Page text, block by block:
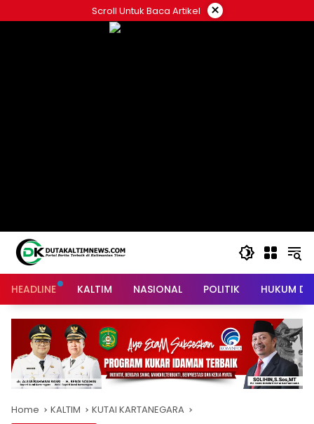
to
Scroll Untuk Baca Artikel ×
HEADLINE KALTIM NASIONAL POLITIK HUKUM
Home KALTIM KUTAI KARTANEGARA